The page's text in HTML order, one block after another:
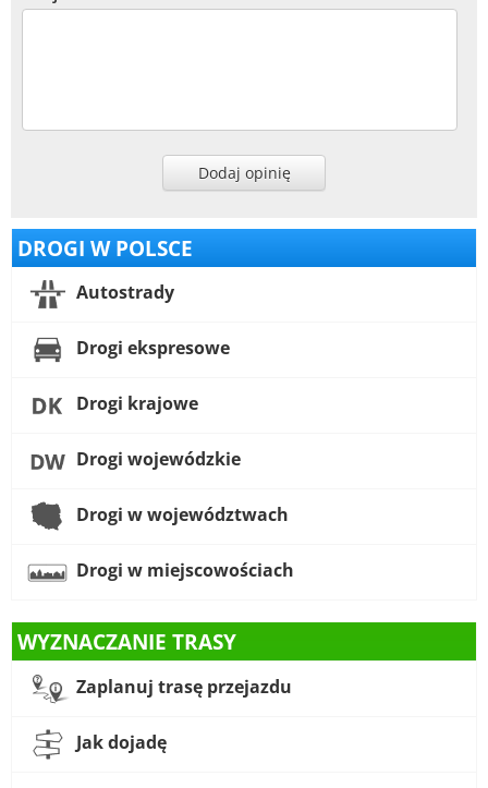
Dodaj opinię
DROGI W POLSCE
Autostrady
Drogi ekspresowe
Drogi krajowe
Drogi wojewódzkie
Drogi w województwach
Drogi w miejscowościach
WYZNACZANIE TRASY
Zaplanuj trasę przejazdu
Jak dojadę